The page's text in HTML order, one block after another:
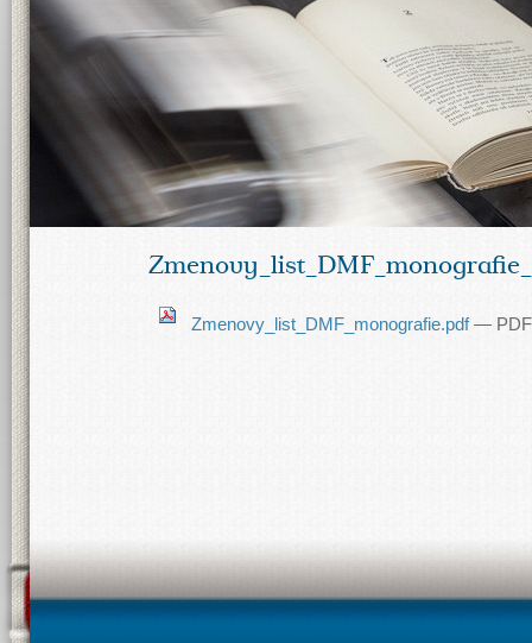
Zmenovy_list_DMF_monografie.pdf— PDF